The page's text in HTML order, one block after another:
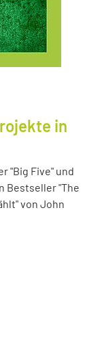
in
"Big Five" und
Bestseller "The
von John